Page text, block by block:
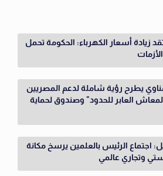
زيادة أسعار الكهرباء: الحكومة تحمل
يطرح رؤية شاملة لدعم المصريين
العابر للحدود" وصندوق لحماية
اجتماع الرئيس بالعلمين يرسخ مكانة
وتجاري عالمي